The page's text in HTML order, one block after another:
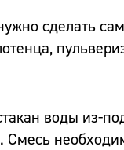
сделать
воды из-
Смесь